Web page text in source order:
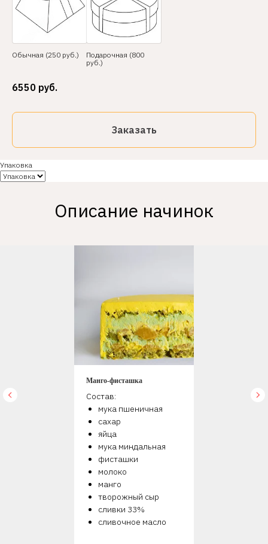
Обычная (250 руб.)
Подарочная (800
руб.)
6550 руб.
Заказать
Упаковка
Описание начинок
Манго-фисташка
Состав:
мука пшеничная
сахар
яйца
мука миндальная
фисташки
молоко
манго
творожный сыр
сливки 33%
сливочное масло